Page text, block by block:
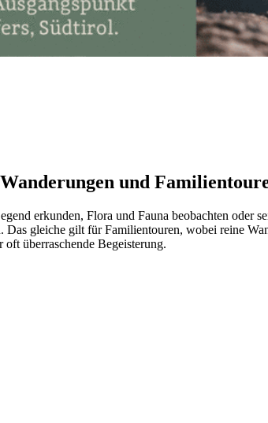
und
erkunden, Flora und Fauna beobachten oder
Das gleiche gilt für Familientouren, wobei reine
überraschende Begeisterung.